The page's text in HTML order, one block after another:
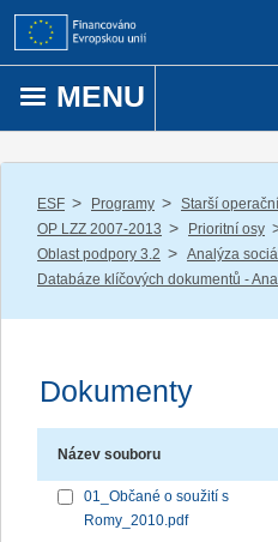
Přejít k obsahu
MENU
ESF / Programy / Starší
OP LZZ 2007-2013 / Prioritní osy /
Oblast podpory 3.2 / Analýza
Databáze klíčových dokumentů -
Dokumenty
Název souboru
01_Občané o soužití s
Romy_2010.pdf